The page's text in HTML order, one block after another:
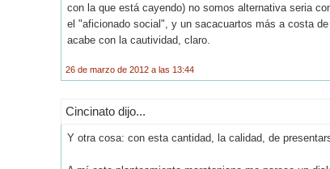
con la que está cayendo) no somos alternativa seria
el "aficionado social", y un sacacuartos más a costa
acabe con la cautividad, claro.
26 de marzo de 2012 a las 13:44
Cincinato dijo...
Y otra cosa: con esta cantidad, la calidad, de